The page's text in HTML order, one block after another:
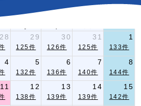
翌月
2026年 8月
28 29 30 31 1
125件 126件 125件 133件
4 5 6 7 8
132件 136件 140件 144件
11 12 13 14 15
138件 139件 139件 142件